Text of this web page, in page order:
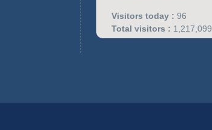
Visitors today : 96
Total visitors : 1,217,099